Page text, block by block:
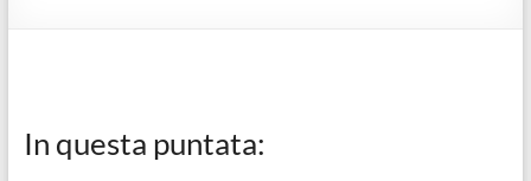
In questa puntata: